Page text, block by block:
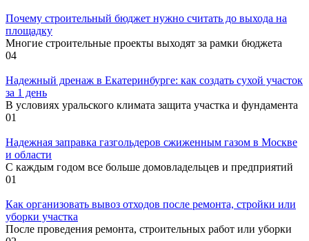
Почему строительный бюджет нужно считать до выхода на
площадку
Многие строительные проекты выходят за рамки бюджета
04
Надежный дренаж в Екатеринбурге: как создать сухой участок
за 1 день
В условиях уральского климата защита участка и фундамента
01
Надежная заправка газгольдеров сжиженным газом в Москве
и области
С каждым годом все больше домовладельцев и предприятий
01
Как организовать вывоз отходов после ремонта, стройки или
уборки участка
После проведения ремонта, строительных работ или уборки